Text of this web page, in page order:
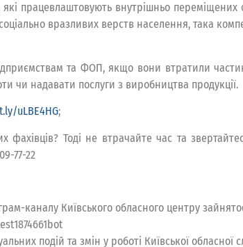
працевлаштовують внутрішньо
вразливих верств населення, така
та ФОП, якщо вони втратили
чи надавати послуги з виробництва продукції.
uLBE4HG;
Тоді не втрачайте час та
77-22
каналу Київського обласного центру
подій та змін у роботі Київської обласної